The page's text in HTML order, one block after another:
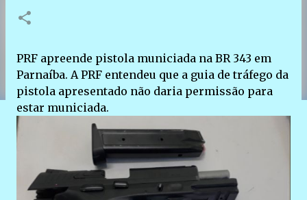
PRF apreende pistola municiada na BR 343 em
Parnaíba. A PRF entendeu que a guia de tráfego da
pistola apresentado não daria permissão para
estar municiada.